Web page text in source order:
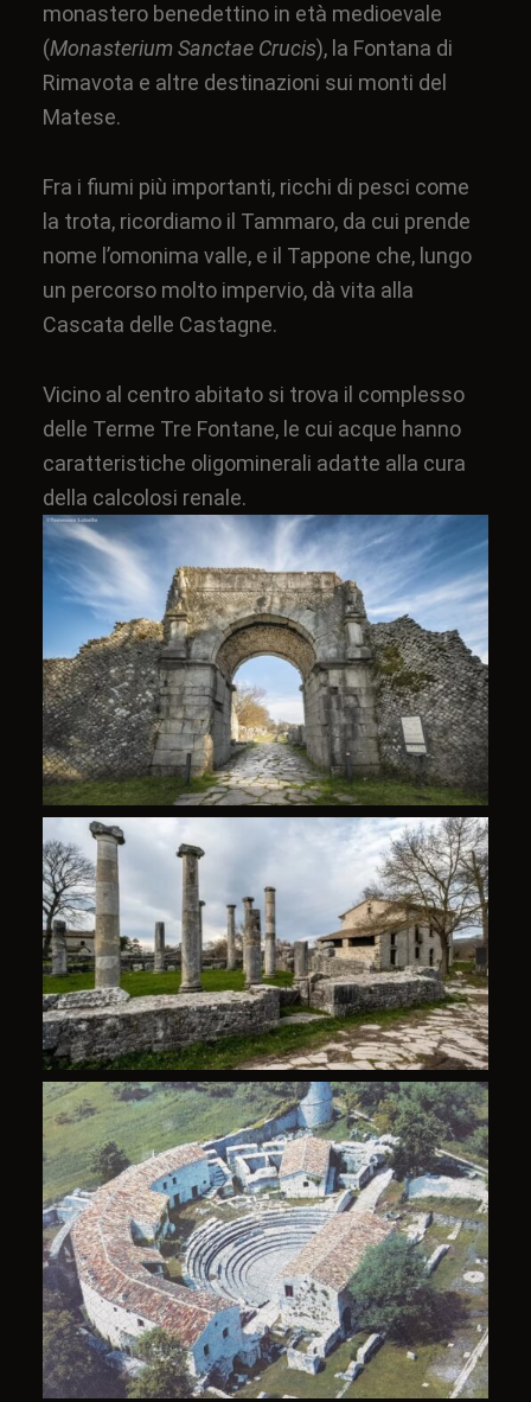
monastero benedettinoin età medioevale
(Monasterium Sanctae Crucis), la Fontana di
Rimavota e altre destinazioni sui monti del
Matese.
Fra i fiumi più importanti, ricchi di pesci come
la trota, ricordiamo il Tammaro, da cui prende
nome l’omonima valle, e il Tappone che, lungo
un percorso molto impervio, dà vita alla
Cascata delle Castagne.
Vicino al centro abitato si trova il complesso
delle Terme Tre Fontane, le cui acque hanno
caratteristiche oligominerali adatte alla cura
della calcolosi renale.